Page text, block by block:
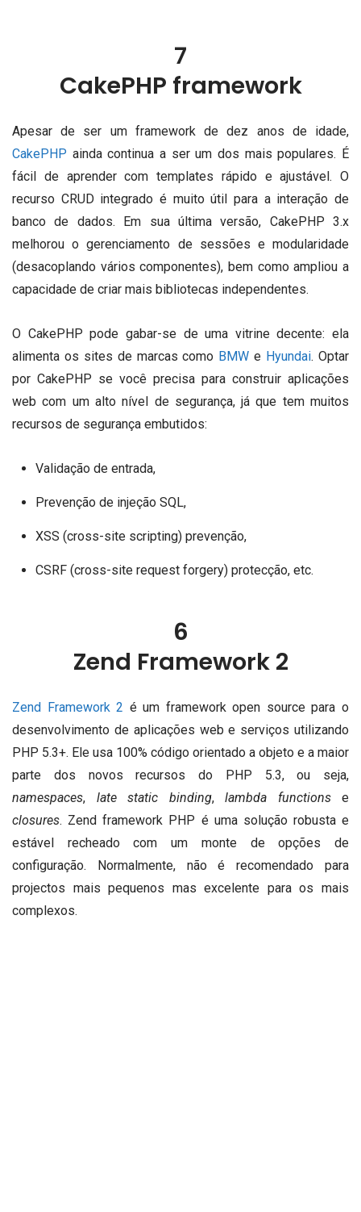
7
CakePHP framework
Apesar de ser um framework de dez anos de idade,
CakePHP ainda continua a ser um dos mais populares. É
fácil de aprender com templates rápido e ajustável. O
recurso CRUD integrado é muito útil para a interação de
banco de dados.
Em sua última versão, CakePHP 3.x
melhorou o gerenciamento de sessões e modularidade
(desacoplando vários componentes), bem como ampliou a
capacidade de criar mais bibliotecas independentes.
O CakePHP pode gabar-se de uma vitrine decente: ela
alimenta os sites de marcas como BMW e Hyundai. Optar
por CakePHP se você precisa para construir aplicações
web com um alto nível de segurança, já que tem muitos
recursos de segurança embutidos:
Validação de entrada,
Prevenção de injeção SQL,
XSS (cross-site scripting) prevenção,
CSRF (cross-site request forgery) protecção, etc.
6
Zend Framework 2
Zend Framework 2 é um framework open source para o
desenvolvimento de aplicações web e serviços utilizando
PHP 5.3+. Ele usa 100% código orientado a objeto e a maior
parte dos novos recursos do PHP 5.3, ou seja,
namespaces, late static binding, lambda functionse
closures. Zend framework PHP é uma solução robusta e
estável recheado com um monte de opções de
configuração. Normalmente, não é recomendado para
projectos mais pequenos mas excelente para os mais
complexos.